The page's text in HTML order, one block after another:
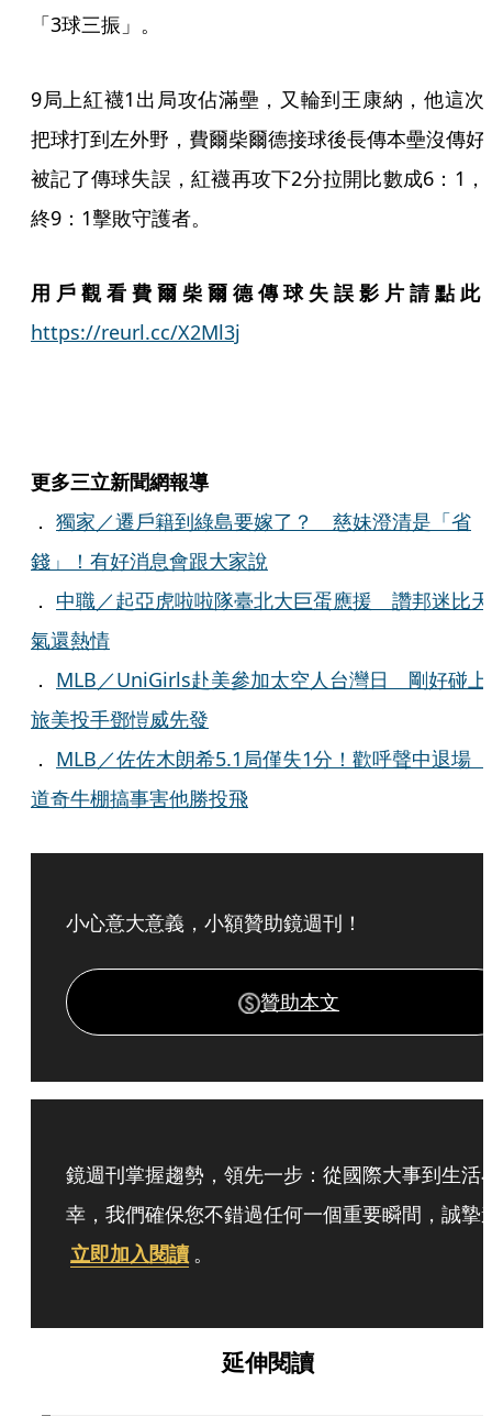
「3球三振」。
9局上紅襪1出局攻佔滿壘，又輪到王康納，他這次
把球打到左外野，費爾柴爾德接球後長傳本壘沒傳好
被記了傳球失誤，紅襪再攻下2分拉開比數成6：1，
終9：1擊敗守護者。
用戶觀看費爾柴爾德傳球失誤影片請點此
https://reurl.cc/X2Ml3j
更多三立新聞網報導
． 獨家／遷戶籍到綠島要嫁了？ 慈妹澄清是「省
錢」！有好消息會跟大家說
． 中職／起亞虎啦啦隊臺北大巨蛋應援 讚邦迷比天
氣還熱情
． MLB／UniGirls赴美參加太空人台灣日 剛好碰上
旅美投手鄧愷威先發
． MLB／佐佐木朗希5.1局僅失1分！歡呼聲中退場
道奇牛棚搞事害他勝投飛
小心意大意義，小額贊助鏡週刊！
贊助本文
鏡週刊掌握趨勢，領先一步：從國際大事到生活
幸，我們確保您不錯過任何一個重要瞬間，誠摯
立即加入閱讀 。
延伸閱讀